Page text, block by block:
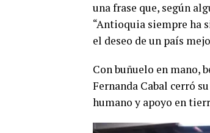
una frase que, según
“Antioquia siempre ha
el deseo de un país
Con buñuelo en mano,
Fernanda Cabal cerró
humano y apoyo en